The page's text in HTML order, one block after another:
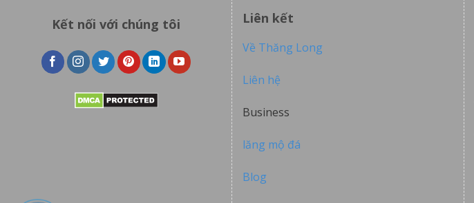
Kết nối với chúng tôi Liên kết
Về Thăng Long
Liên hệ
Business
lăng mộ đá
Blog